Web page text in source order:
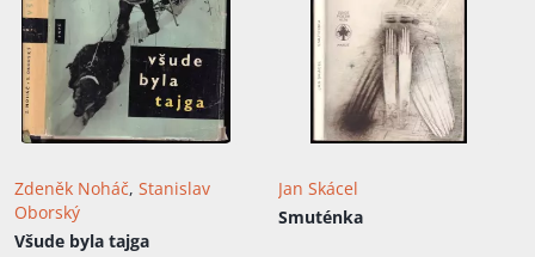
Zdeněk Noháč, Stanislav
Oborský
Všude byla tajga
Jan Skácel
Smuténka